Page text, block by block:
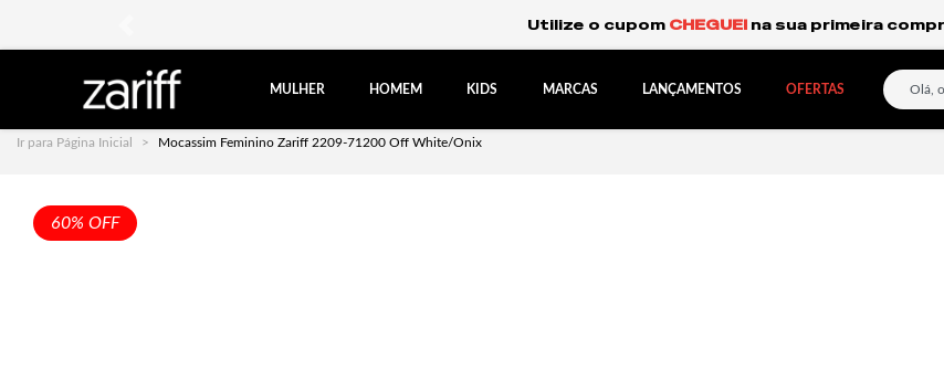
Frete Grátis Expresso para o Sul e São Paulo.
MULHER HOMEM KIDS MARCAS LANÇAMENTOS OFERTAS
Ir para Página Inicial Mocassim Feminino Zariff 2209-71200 Off White/Onix
60% OFF